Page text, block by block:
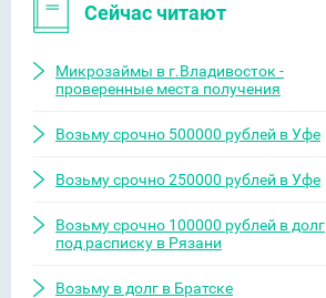
Сейчас читают
Микрозаймы в г.Владивосток -
проверенные места получения
Возьму срочно 500000 рублей в Уфе
Возьму срочно 250000 рублей в Уфе
Возьму срочно 100000 рублей в долг
под расписку в Рязани
Возьму в долг в Братске